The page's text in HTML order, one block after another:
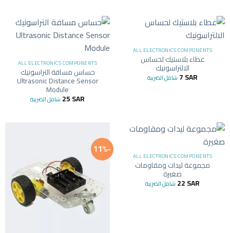
ALL ELECTRONICS COMPONENTS
غطاء بلاستيك لحساس
الالتراسونيك
7SAR شامل الضريبة
ALL ELECTRONICS COMPONENTS
حساس مسافة التراسونيك
Ultrasonic Distance Sensor
Module
25SAR شامل الضريبة
ALL ELECTRONICS COMPONENTS
مجموعة ليدات ومقاومات
صغيرة
22SAR شامل الضريبة
-11%